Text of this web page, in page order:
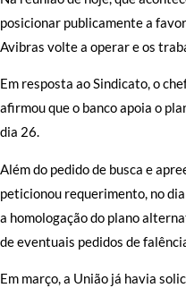
posicionar publicamente a
Avibras volte a operar e os
Em resposta ao Sindicato, o
afirmou que o banco apoia o
dia 26.
Além do pedido de busca e
peticionou requerimento, no
a homologação do plano
de eventuais pedidos de
Em março, a União já havia